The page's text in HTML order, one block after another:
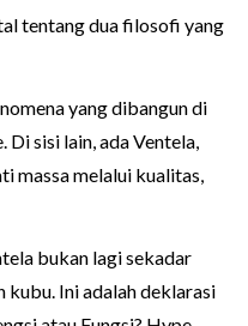
tentang dua filosofi yang
yang dibangun di
Di sisi lain, ada Ventela,
massa melalui kualitas,
bukan lagi sekadar
kubu. Ini adalah deklarasi